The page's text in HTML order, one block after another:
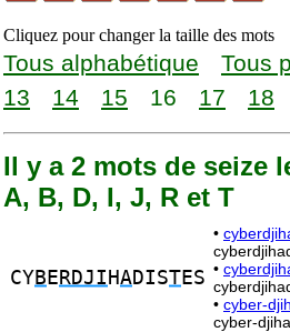
Cliquez pour changer la taille des mots
Tous alphabétique Tous
13
14 15 16 17 18
Il y a 2 mots de seize
A, B, D, I, J, R et T
CYB E RDJI HADISTES
•
•
• cyber-
cyber-